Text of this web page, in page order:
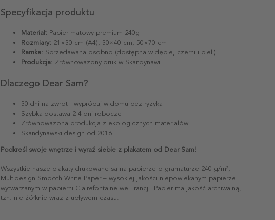
Specyfikacja produktu
Materiał: Papier matowy premium 240g
Rozmiary: 21×30 cm (A4), 30×40 cm, 50×70 cm
Ramka: Sprzedawana osobno (dostępna w dębie, czerni i bieli)
Produkcja: Zrównoważony druk w Skandynawii
Dlaczego Dear Sam?
30 dni na zwrot - wypróbuj w domu bez ryzyka
Szybka dostawa 2-4 dni robocze
Zrównoważona produkcja z ekologicznych materiałów
Skandynawski design od 2016
Podkreśl swoje wnętrze i wyraź siebie z plakatem od Dear Sam!
Wszystkie nasze plakaty drukowane są na papierze o gramaturze 240 g/m²,
Multidesign Smooth White Paper – wysokiej jakości niepowlekanym papierze
wytwarzanym w papierni Clairefontaine we Francji. Papier ma jakość archiwalną,
tzn. nie żółknie wraz z upływem czasu.